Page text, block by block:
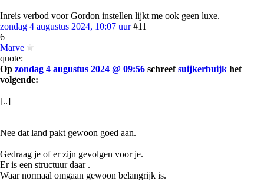
Inreis verbod voor Gordon instellen lijkt me ook geen luxe.
zondag 4 augustus 2024, 10:07 uur #11
6
Marve
quote:
Op zondag 4 augustus 2024 @ 09:56 schreefsuijkerbuijk het
volgende:
[..]
Nee dat land pakt gewoon goed aan.
Gedraag je of er zijn gevolgen voor je.
Er is een structuur daar .
Waar normaal omgaan gewoon belangrijk is.